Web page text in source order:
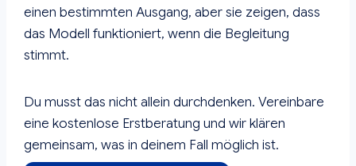
einen bestimmten Ausgang, aber sie zeigen, dass
das Modell funktioniert, wenn die Begleitung
stimmt.
Du musst das nicht allein durchdenken. Vereinbare
eine kostenlose Erstberatung und wir klären
gemeinsam, was in deinem Fall möglich ist.